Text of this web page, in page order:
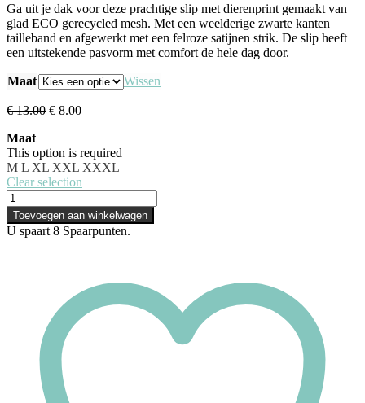
was:
€ 13.00.
is:
€ 8.00.
Ga uit je dak voor deze prachtige slip met dierenprint gemaakt van
glad ECO gerecycled mesh. Met een weelderige zwarte kanten
tailleband en afgewerkt met een felroze satijnen strik. De slip heeft
een uitstekende pasvorm met comfort de hele dag door.
Maat Wissen
€13.00 Oorspronkelijke
€ 13.00.
€ 8.00Huidige
€ 8.00.
Maat
This option is required
M L XL XXL XXXL
Clear selection
Dorina
Slip
-
Power
Toevoegen aan winkelwagen
U spaart 8 Spaarpunten.